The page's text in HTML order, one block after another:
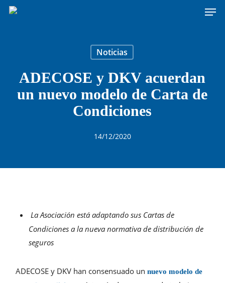
Skip
Noticias
ADECOSE y DKV acuerdan
un nuevo modelo de Carta de
Condiciones
14/12/2020
La Asociación está adaptando sus Cartas de
Condiciones a la nueva normativa de distribución de
seguros
ADECOSE y DKV han consensuado un nuevo modelo de